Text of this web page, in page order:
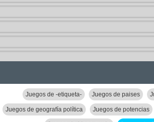
Juegos de -etiqueta- Juegos de paises
Juegos de geografía política Juegos de potencias